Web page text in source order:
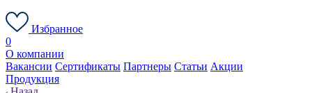
Избранное
0
О компании
Вакансии Сертификаты Партнеры Статьи Акции
Продукция